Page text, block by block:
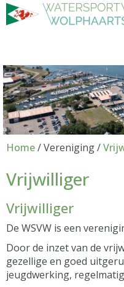
Home/ Vereniging /
Vrijwilliger
Vrijwilliger
De WSVW is een
Door de inzet van de
gezellige en goed
jeugdwerking,